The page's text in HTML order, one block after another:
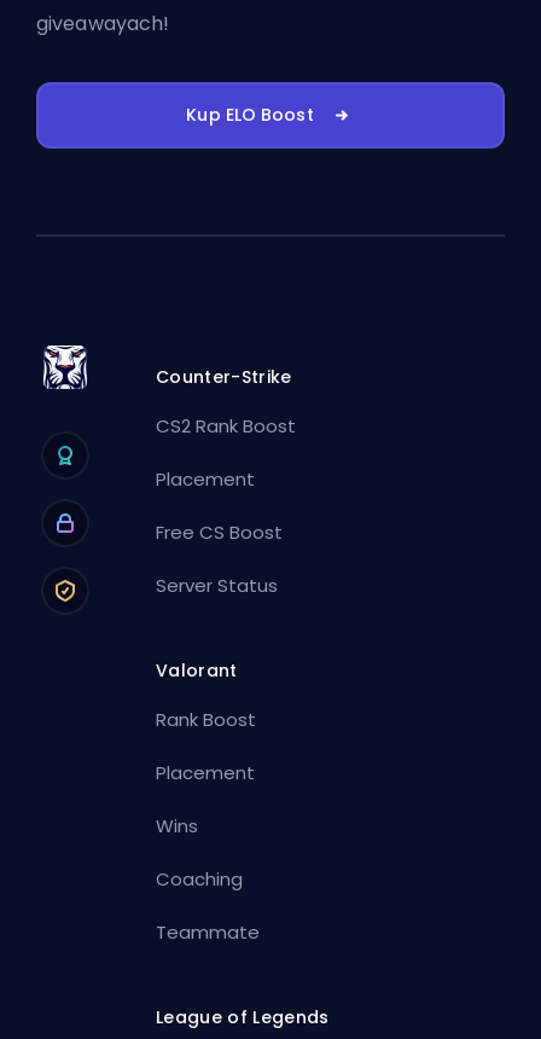
giveawayach!
Kup ELO Boost
Counter-Strike
CS2 Rank Boost
Placement
Free CS Boost
Server Status
Valorant
Rank Boost
Placement
Wins
Coaching
Teammate
League of Legends